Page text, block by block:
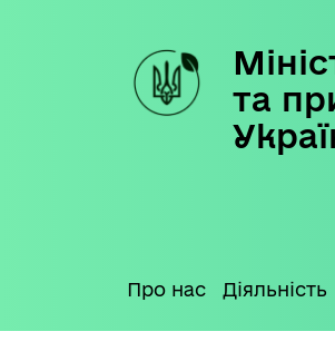
та
Про нас Діяльність